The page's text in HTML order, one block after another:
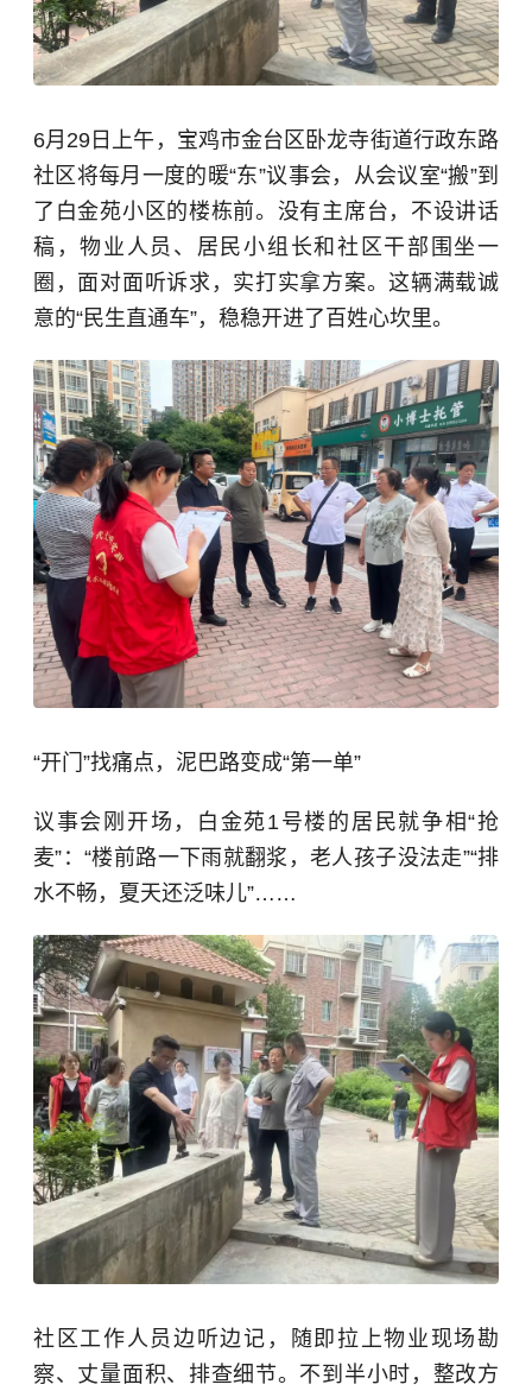
6月29日上午，宝鸡市金台区卧龙寺街道行政东路
社区将每月一度的暖“东”议事会，从会议室“搬”到
了白金苑小区的楼栋前。没有主席台，不设讲话
稿，物业人员、居民小组长和社区干部围坐一
圈，面对面听诉求，实打实拿方案。这辆满载诚
意的“民生直通车”，稳稳开进了百姓心坎里。
“开门”找痛点，泥巴路变成“第一单”
议事会刚开场，白金苑1号楼的居民就争相“抢
麦”：“楼前路一下雨就翻浆，老人孩子没法走”“排
水不畅，夏天还泛味儿”……
社区工作人员边听边记，随即拉上物业现场勘
察、丈量面积、排查细节。不到半小时，整改方